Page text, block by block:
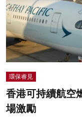
影片
名家榜
灼見活動
環保睿見
香港可持續航空
場激勵